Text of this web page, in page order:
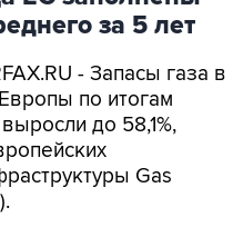
- Запасы газа в
до 58,1%,
Gas
ниже, чем